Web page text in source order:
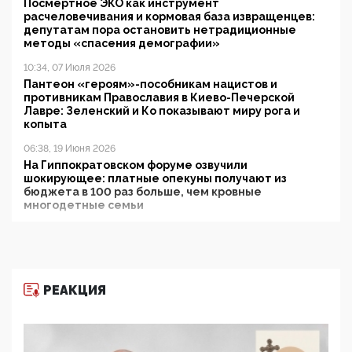
Посмертное ЭКО как инструмент
расчеловечивания и кормовая база извращенцев:
депутатам пора остановить нетрадиционные
методы «спасения демографии»
10:34, 07 Июля 2026
Пантеон «героям»-пособникам нацистов и
противникам Православия в Киево-Печерской
Лавре: Зеленский и Ко показывают миру рога и
копыта
06:38, 19 Июня 2026
На Гиппократовском форуме озвучили
шокирующее: платные опекуны получают из
бюджета в 100 раз больше, чем кровные
многодетные семьи
11:53, 09 Июня 2026
деятельность ИИТО ЮНЕСКО в России, но
цифроглобалисты продолжают определять
РЕАКЦИЯ